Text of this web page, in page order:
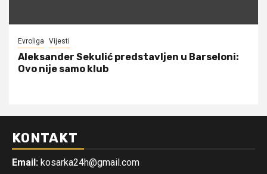
Evroliga Vijesti
Aleksander Sekulić predstavljen u Barseloni:
Ovo nije samo klub
KONTAKT
Email: kosarka24h@gmail.com